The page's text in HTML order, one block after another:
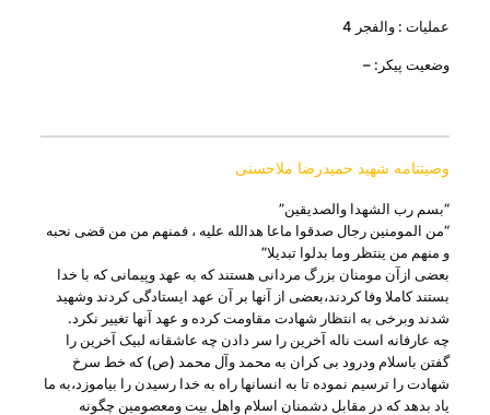
عملیات : والفجر 4
وضعیت پیکر: –
وصیتنامه شهید حمیدرضا ملاحسنی
“بسم رب الشهدا والصدیقین”
“من المومنین رجال صدقوا ماعا هدالله علیه ، فمنهم من من قضی نحبه
و منهم من ینتظر وما بدلوا تبدیلا”
بعضی ازآن مومنان بزرگ مردانی هستند که به عهد وپیمانی که با خدا
بستند کاملا وفا کردند،بعضی از آنها بر آن عهد ایستادگی کردند وشهید
شدند وبرخی به انتظار شهادت مقاومت کرده و عهد آنها تغییر نکرد.
چه عارفانه است ناله آخرین را سر دادن چه عاشقانه لبیک آخرین را
گفتن باسلام ودرود بی کران به محمد وآل محمد (ص) که خط سرخ
شهادت را ترسیم نموده تا به انسانها راه به خدا رسیدن را بیاموزد،به ما
یاد بدهد که در مقابل دشمنان اسلام واهل بیت ومعصومین چگونه